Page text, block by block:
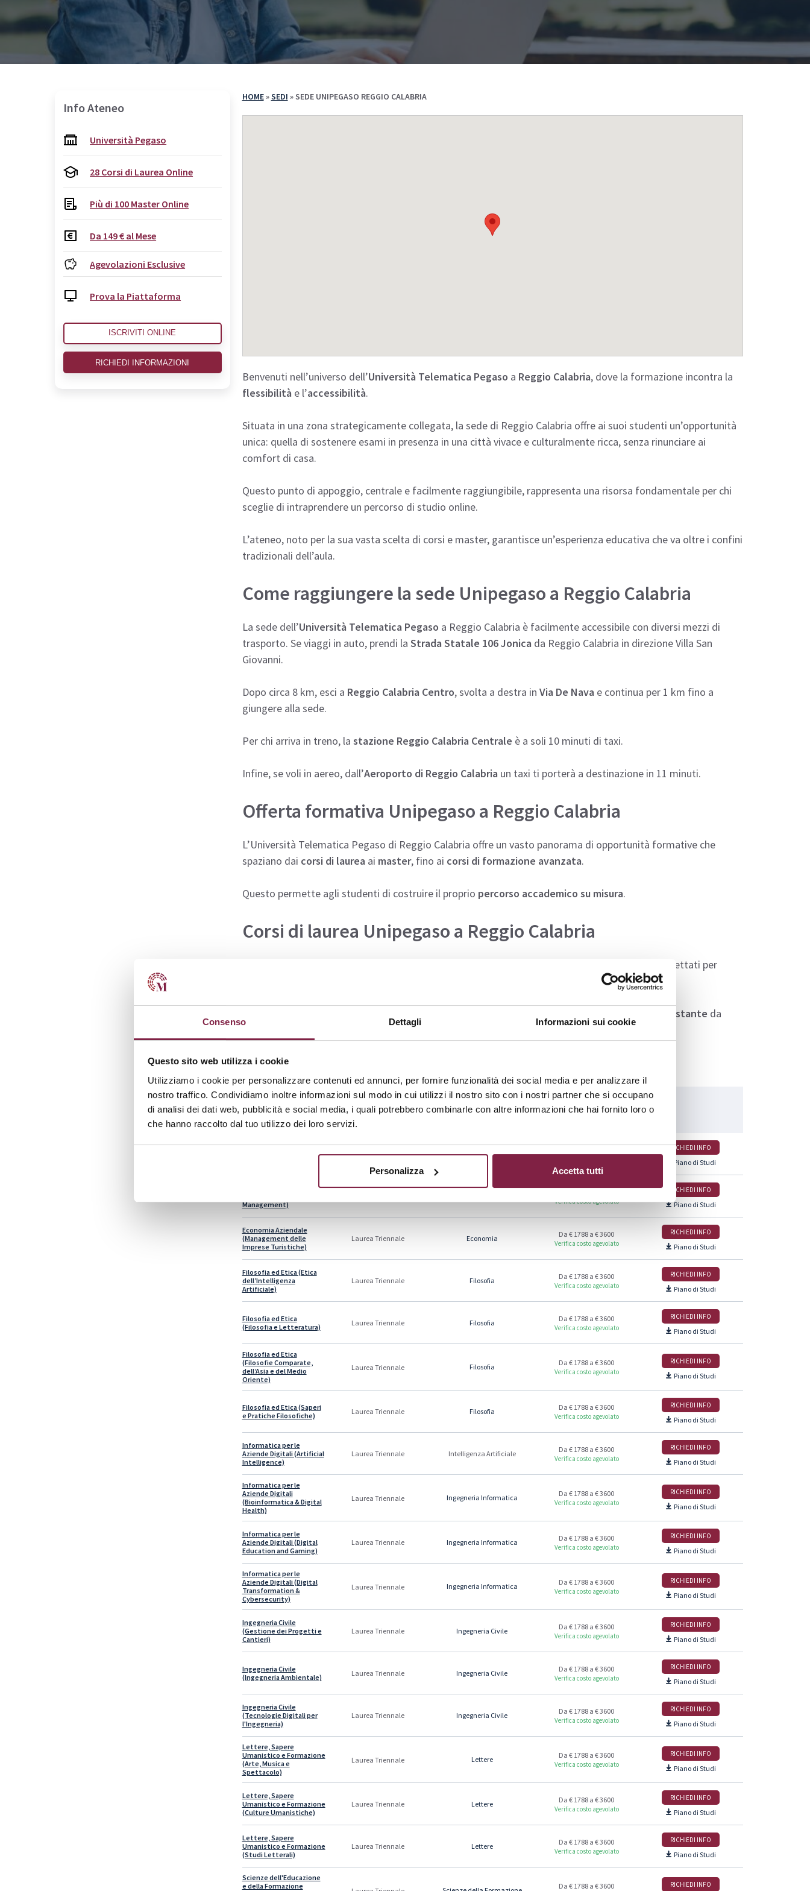
Consenso Dettagli Informazioni sui cookie
Questo sito web utilizza i cookie
Utilizziamo i cookie per personalizzare contenuti ed annunci, per fornire funzionalità dei social media e per analizzare il
nostro traffico. Condividiamo inoltre informazioni sul modo in cui utilizzi il nostro sito con i nostri partner che si occupano
di analisi dei dati web, pubblicità e social media, i quali potrebbero combinarle con altre informazioni che hai fornito loro o
che hanno raccolto dal tuo utilizzo dei loro servizi.
Personalizza Accetta tutti
Come Iscriversi
30 CFU per l’Insegnamento
Specializzazione per il Sostegno
PA 110 e Lode
30 e 60 CFU per l’Insegnamento
PA 110 e Lode
HOME»SEDI »SEDE UNIPEGASO REGGIO CALABRIA
Benvenuti nell’universo dell’Università Telematica Pegaso a Reggio Calabria, dove la formazione incontra la
flessibilità e l’accessibilità.
Situata in una zona strategicamente collegata, la sede di Reggio Calabria offre ai suoi studenti un’opportunità
unica: quella di sostenere esami in presenza in una città vivace e culturalmente ricca, senza rinunciare ai
comfort di casa.
Questo punto di appoggio, centrale e facilmente raggiungibile, rappresenta una risorsa fondamentale per chi
sceglie di intraprendere un percorso di studio online.
L’ateneo, noto per la sua vasta scelta di corsi e master, garantisce un’esperienza educativa che va oltre i confini
tradizionali dell’aula.
Come raggiungere la sede Unipegaso a Reggio Calabria
La sede dell’Università Telematica Pegaso a Reggio Calabria è facilmente accessibile con diversi mezzi di
trasporto. Se viaggi in auto, prendi la Strada Statale 106 Jonica da Reggio Calabria in direzione Villa San
Giovanni.
Dopo circa 8 km, esci a Reggio Calabria Centro, svolta a destra in Via De Nava e continua per 1 km fino a
giungere alla sede.
Per chi arriva in treno, la stazione Reggio Calabria Centrale è a soli 10 minuti di taxi.
Infine, se voli in aereo, dall’Aeroporto di Reggio Calabria un taxi ti porterà a destinazione in 11 minuti.
Offerta formativa Unipegaso a Reggio Calabria
L’Università Telematica Pegaso di Reggio Calabria offre un vasto panorama di opportunità formative che
spaziano dai corsi di laurea ai master, fino ai corsi di formazione avanzata.
Questo permette agli studenti di costruire il proprio percorso accademico su misura.
Corsi di laurea Unipegaso a Reggio Calabria
, i corsi di laurea sono progettati per
supporto costante da
parte di tutor qualificati.
Ecco l’elenco dei
Corsi di Laurea: Tipologia: Area: Costo:
Economia Aziendale
(Business Management e
Laurea Triennale Economia
RICHIEDI INFO
Piano di Studi
Management)
Verifica costo agevolato
RICHIEDI INFO
Piano di Studi
Economia Aziendale
(Management delle
Imprese Turistiche)
Laurea Triennale Economia Da € 1788 a € 3600
Verifica costo agevolato
RICHIEDI INFO
Piano di Studi
Filosofia ed Etica (Etica
dell’Intelligenza
Artificiale)
Laurea Triennale Filosofia Da € 1788 a € 3600
Verifica costo agevolato
RICHIEDI INFO
Piano di Studi
Filosofia ed Etica
(Filosofia e Letteratura)
Laurea Triennale Filosofia Da € 1788 a € 3600
Verifica costo agevolato
RICHIEDI INFO
Piano di Studi
Filosofia ed Etica
(Filosofie Comparate,
dell’Asia e del Medio
Oriente)
Laurea Triennale Filosofia Da € 1788 a € 3600
Verifica costo agevolato
RICHIEDI INFO
Piano di Studi
Filosofia ed Etica (Saperi
e Pratiche Filosofiche)
Laurea Triennale Filosofia Da € 1788 a € 3600
Verifica costo agevolato
RICHIEDI INFO
Piano di Studi
Informatica per le
Aziende Digitali (Artificial
Intelligence)
Laurea Triennale Intelligenza Artificiale Da € 1788 a € 3600
Verifica costo agevolato
RICHIEDI INFO
Piano di Studi
Informatica per le
Aziende Digitali
(Bioinformatica & Digital
Health)
Laurea Triennale Ingegneria Informatica Da € 1788 a € 3600
Verifica costo agevolato
RICHIEDI INFO
Piano di Studi
Informatica per le
Aziende Digitali (Digital
Education and Gaming)
Laurea Triennale Ingegneria Informatica Da € 1788 a € 3600
Verifica costo agevolato
RICHIEDI INFO
Piano di Studi
Informatica per le
Aziende Digitali (Digital
Transformation &
Cybersecurity)
Laurea Triennale Ingegneria Informatica Da € 1788 a € 3600
Verifica costo agevolato
RICHIEDI INFO
Piano di Studi
Ingegneria Civile
(Gestione dei Progetti e
Cantieri)
Laurea Triennale Ingegneria Civile Da € 1788 a € 3600
Verifica costo agevolato
RICHIEDI INFO
Piano di Studi
Ingegneria Civile
(Ingegneria Ambientale)
Laurea Triennale Ingegneria Civile Da € 1788 a € 3600
Verifica costo agevolato
RICHIEDI INFO
Piano di Studi
Ingegneria Civile
(Tecnologie Digitali per
l'Ingegneria)
Laurea Triennale Ingegneria Civile Da € 1788 a € 3600
Verifica costo agevolato
RICHIEDI INFO
Piano di Studi
Lettere, Sapere
Umanistico e Formazione
(Arte, Musica e
Spettacolo)
Laurea Triennale Lettere Da € 1788 a € 3600
Verifica costo agevolato
RICHIEDI INFO
Piano di Studi
Lettere, Sapere
Umanistico e Formazione
(Culture Umanistiche)
Laurea Triennale Lettere Da € 1788 a € 3600
Verifica costo agevolato
RICHIEDI INFO
Piano di Studi
Lettere, Sapere
Umanistico e Formazione
(Studi Letterali)
Laurea Triennale Lettere Da € 1788 a € 3600
Verifica costo agevolato
RICHIEDI INFO
Piano di Studi
Scienze dell'Educazione
e della Formazione
Da € 1788 a € 3600 RICHIEDI INFO
Info Ateneo
Università Pegaso
28 Corsi di Laurea Online
Più di 100 Master Online
Da 149 € al Mese
Agevolazioni Esclusive
Prova la Piattaforma
ISCRIVITI ONLINE
RICHIEDI INFORMAZIONI